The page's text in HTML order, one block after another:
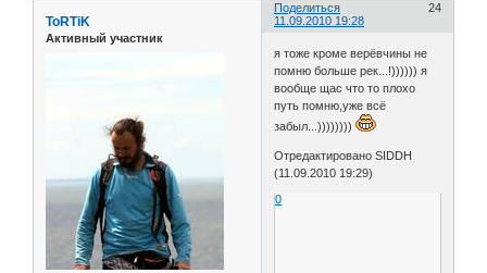
Поделиться
24
11.09.2010 19:28
ToRTiK
Активный участник
я тоже кроме верёвчины не
помню больше рек...!)))))) я
вообще щас что то плохо
путь помню,уже всё
забыл...))))))))
Отредактировано SIDDH
(11.09.2010 19:29)
0